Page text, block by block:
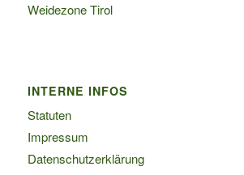
Weidezone Tirol
INTERNE INFOS
Statuten
Impressum
Datenschutzerklärung